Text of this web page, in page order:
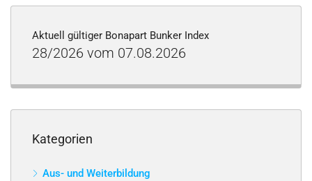
Aktuell gültiger Bonapart Bunker Index
28/2026 vom 07.08.2026
Kategorien
Aus- und Weiterbildung